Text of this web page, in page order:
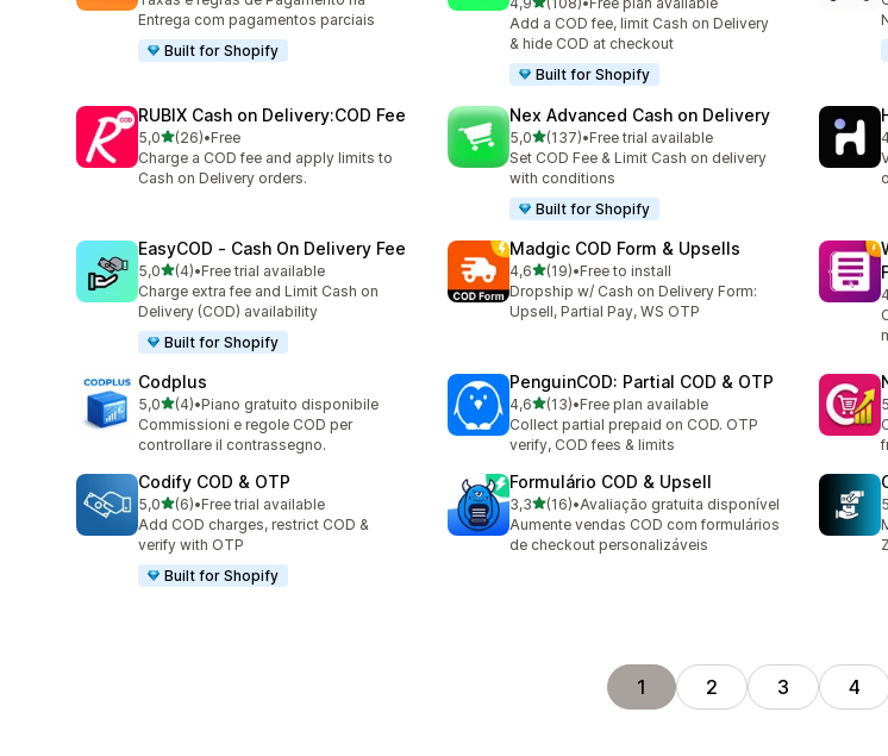
Entrega com pagamentos parciais
Built for Shopify
108 total de avaliações
Add a COD fee, limit Cash on Delivery
& hide COD at checkout
Built for Shopify
RUBIX Cash on Delivery:COD Fee
5,0de 5 estrelas
(26)
26 total de avaliações
•Free
Charge a COD fee and apply limits to
Cash on Delivery orders.
Nex Advanced Cash on Delivery
5,0de 5 estrelas
(137)
137 total de avaliações
•Free trial available
Set COD Fee & Limit Cash on delivery
with conditions
Built for Shopify
EasyCOD ‑ Cash On Delivery Fee
5,0de 5 estrelas
(4)
4 total de avaliações
•Free trial available
Charge extra fee and Limit Cash on
Delivery (COD) availability
Built for Shopify
Madgic COD Form & Upsells
4,6de 5 estrelas
(19)
19 total de avaliações
•Free to install
Dropship w/ Cash on Delivery Form:
Upsell, Partial Pay, WS OTP
Codplus
5,0de 5 estrelas
(4)
4 total de avaliações
•Piano gratuito disponibile
Commissioni e regole COD per
controllare il contrassegno.
PenguinCOD: Partial COD & OTP
4,6de 5 estrelas
(13)
13 total de avaliações
•Free plan available
Collect partial prepaid on COD. OTP
verify, COD fees & limits
Codify COD & OTP
5,0de 5 estrelas
(6)
6 total de avaliações
•Free trial available
Add COD charges, restrict COD &
verify with OTP
Built for Shopify
Formulário COD & Upsell
3,3de 5 estrelas
(16)
16 total de avaliações
•Avaliação gratuita disponível
Aumente vendas COD com formulários
de checkout personalizáveis
1 2 3 4